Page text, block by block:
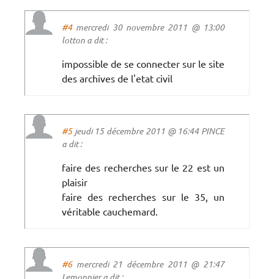
#4mercredi 30 novembre 2011 @ 13:00
lotton a dit :
impossible de se connecter sur le site
des archives de l'etat civil
#5jeudi 15 décembre 2011 @ 16:44 PINCE
a dit :
faire des recherches sur le 22 est un
plaisir
faire des recherches sur le 35, un
véritable cauchemard.
#6mercredi 21 décembre 2011 @ 21:47
Lemonnier a dit :